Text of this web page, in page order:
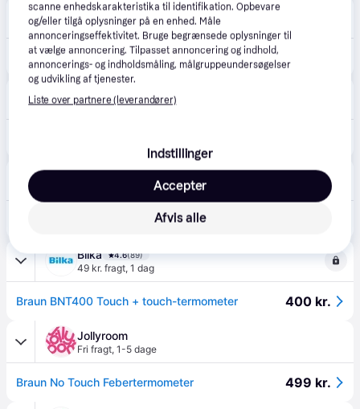
24hshop.dk 2.2(24)
49 kr. fragt,2-4 dage
Braun BNT400B Berøringsfrit termometer med alderspræcision. 249 kr.
Ultrashop
39 kr. fragt,1-2 dage
Føtex 4.8(31)
1 dag
Braun BNT400 Touch + touch-termometer
Bilka 4.6(89)
49 kr. fragt, 1 dag
Braun BNT400 Touch + touch-termometer 400 kr.
Jollyroom
Fri fragt, 1-5 dage
Braun No Touch Febertermometer 499 kr.
scanne enhedskarakteristika til identifikation. Opbevare
og/eller tilgå oplysninger på en enhed. Måle
annonceringseffektivitet. Bruge begrænsede oplysninger til
at vælge annoncering. Tilpasset annoncering og indhold,
annoncerings- og indholdsmåling, målgruppeundersøgelser
og udvikling af tjenester.
Liste over partnere (leverandører)
Indstillinger
Afvis alle
Accepter